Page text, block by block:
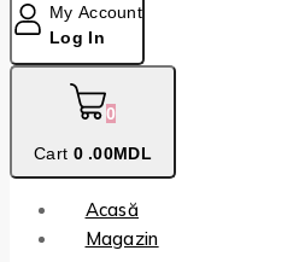
My Account
Log In
0
Cart 0 .00MDL
Acasă
Magazin